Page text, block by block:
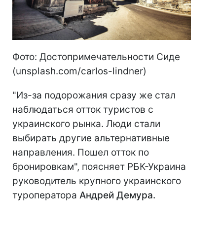
Фото: Достопримечательности Сиде
(unsplash.com/carlos-lindner)
"Из-за подорожания сразу же стал
наблюдаться отток туристов с
украинского рынка. Люди стали
выбирать другие альтернативные
направления. Пошел отток по
бронировкам", поясняет РБК-Украина
руководитель крупного украинского
туроператора Андрей Демура.